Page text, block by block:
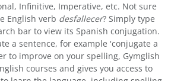
Infinitive, Imperative, etc. Not sure
English verb desfallecer? Simply type
bar to view its Spanish conjugation.
a sentence, for example 'conjugate a
to improve on your spelling, Gymglish
courses and gives you access to